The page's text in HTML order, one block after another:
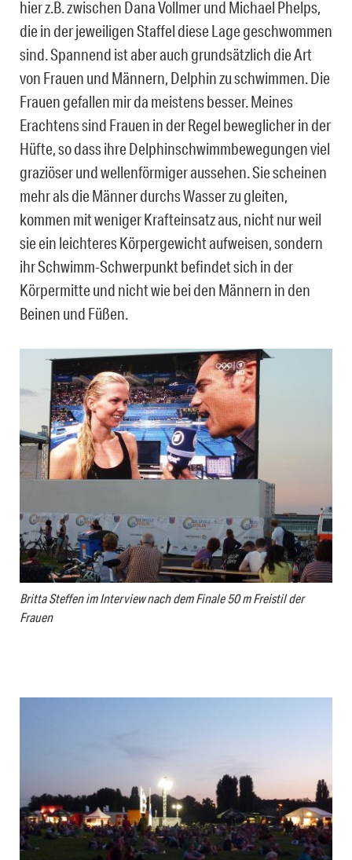
hier z.B. zwischen Dana Vollmer und Michael Phelps,
die in der jeweiligen Staffel diese Lage geschwommen
sind. Spannend ist aber auch grundsätzlich die Art
von Frauen und Männern, Delphin zu schwimmen. Die
Frauen gefallen mir da meistens besser. Meines
Erachtens sind Frauen in der Regel beweglicher in der
Hüfte, so dass ihre Delphinschwimmbewegungen viel
graziöser und wellenförmiger aussehen. Sie scheinen
mehr als die Männer durchs Wasser zu gleiten,
kommen mit weniger Krafteinsatz aus, nicht nur weil
sie ein leichteres Körpergewicht aufweisen, sondern
ihr Schwimm-Schwerpunkt befindet sich in der
Körpermitte und nicht wie bei den Männern in den
Beinen und Füßen.
Britta Steffen im Interview nach dem Finale 50 m Freistil der
Frauen